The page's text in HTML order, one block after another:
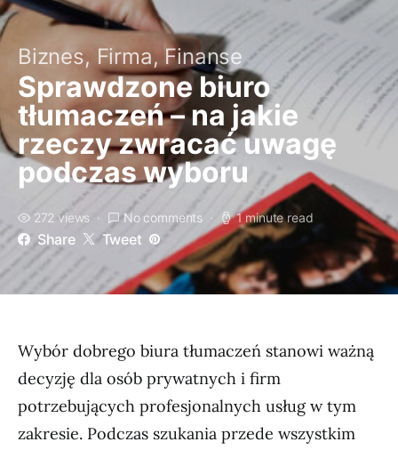
Biznes, Firma, Finanse
Sprawdzone biuro
tłumaczeń – na jakie
rzeczy zwracać uwagę
podczas wyboru
272 views No comments 1 minute read
Share Tweet
Wybór dobrego biura tłumaczeń stanowi ważną
decyzję dla osób prywatnych i firm
potrzebujących profesjonalnych usług w tym
zakresie. Podczas szukania przede wszystkim